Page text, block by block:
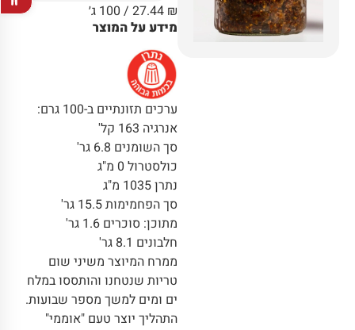
27.44 ₪
/ 100 ג׳
מידע על המוצר
ערכים תזונתיים ב-100 גרם:
אנרגיה 163 קל'
סך השומנים 6.8 גר'
כולסטרול 0 מ"ג
נתרן 1035 מ"ג
סך הפחמימות 15.5 גר'
מתוכן: סוכרים 1.6 גר'
חלבונים 8.1 גר'
ממרח המיוצר משיני שום
טריות שנטחנו והותססו במלח
ים ומים למשך מספר שבועות.
התהליך יוצר טעם "אוממי"